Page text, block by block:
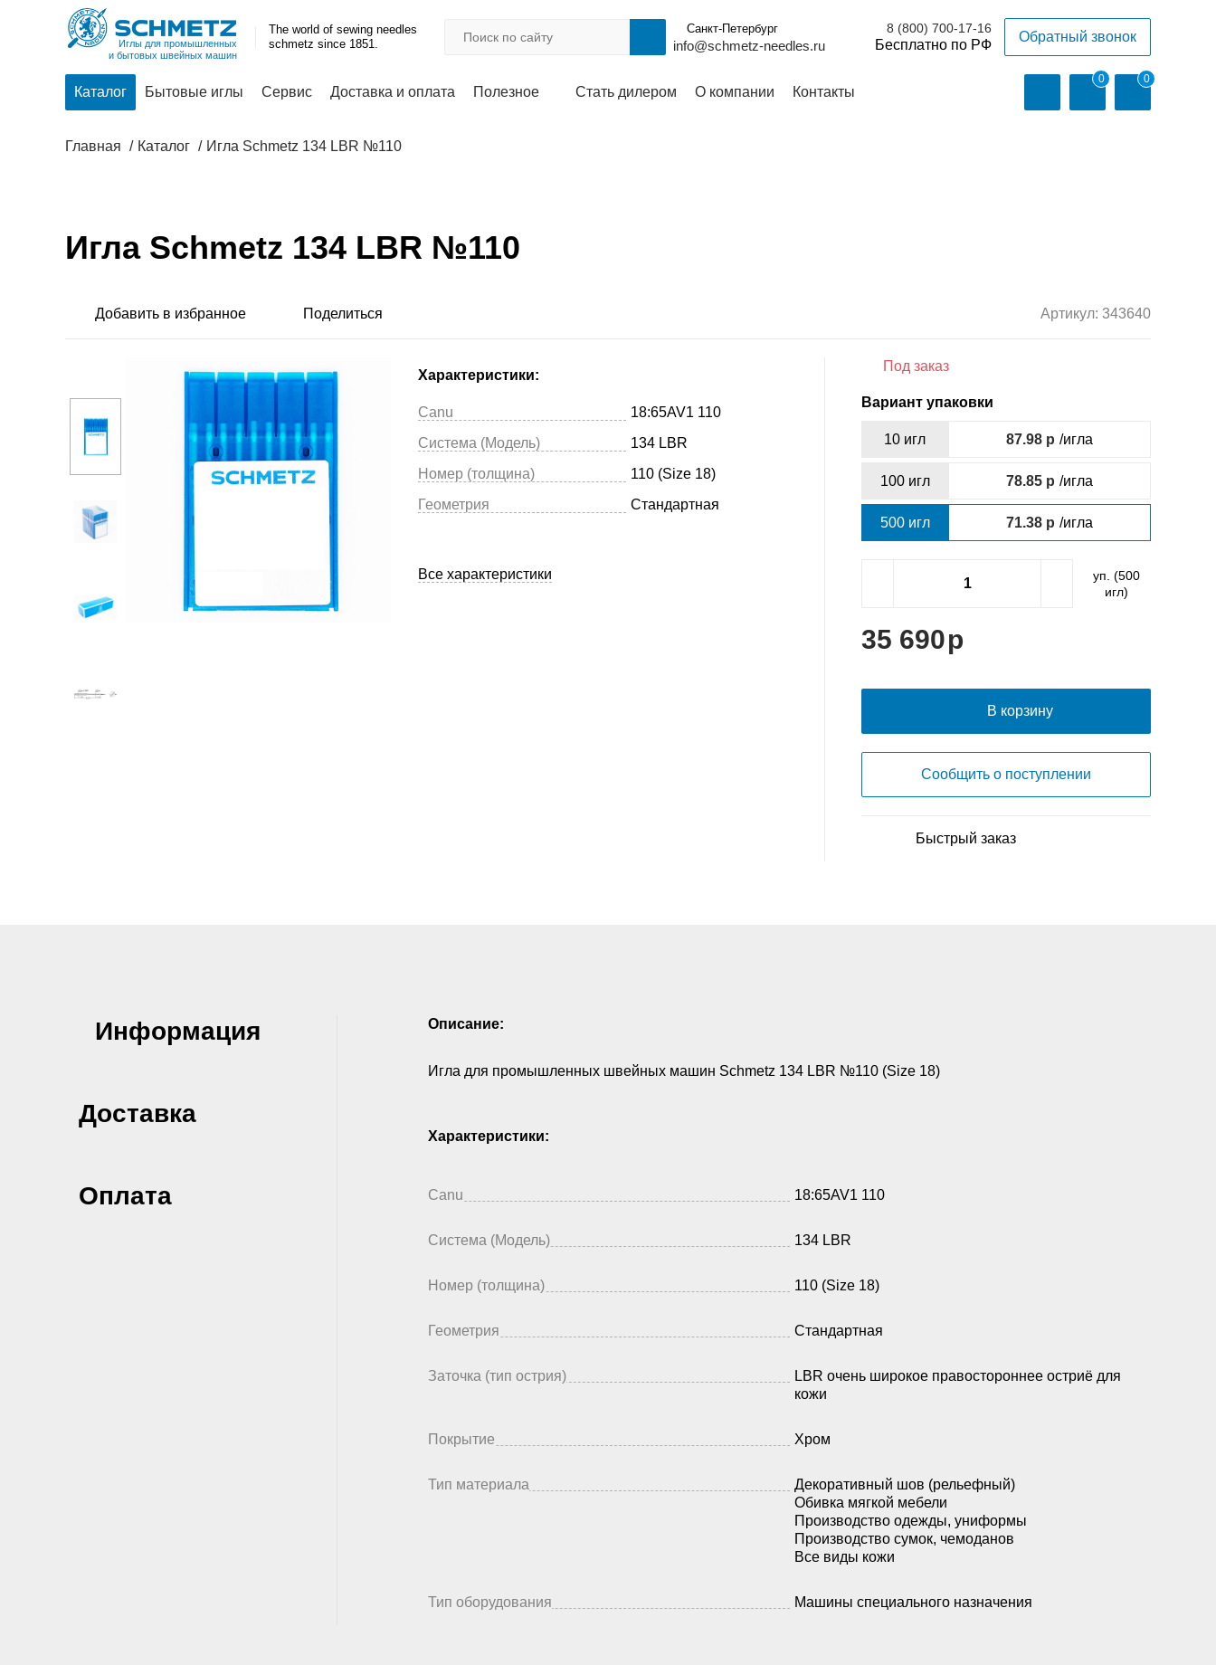
Иглы для промышленных
и бытовых швейных машин
The world of sewing needles
schmetz since 1851.
Санкт-Петербург
info@schmetz-needles.ru
8 (800) 700-17-16
Обратный звонок
Каталог Бытовые иглы Сервис Доставка и оплата Полезное Стать дилером О компании Контакты
0 0
Главная Каталог Игла Schmetz 134 LBR №110
Игла Schmetz 134 LBR №110
Артикул: 343640
Характеристики:
Canu
18:65AV1 110
Система (Модель)
134 LBR
Номер (толщина)
110 (Size 18)
Геометрия
Стандартная
Все характеристики
Под заказ
Вариант упаковки
10 игл 87.98 /игла
100 игл 78.85 /игла
500 игл 71.38 /игла
уп. (500
игл)
35 690
В корзину
Сообщить о поступлении
Быстрый заказ
Информация
Доставка
Оплата
Описание:
Игла для промышленных швейных машин Schmetz 134 LBR №110 (Size 18)
Характеристики:
Canu 18:65AV1 110
Система (Модель) 134 LBR
Номер (толщина) 110 (Size 18)
Геометрия Стандартная
Заточка (тип острия)
LBR очень широкое правостороннее остриё для
кожи
Покрытие Хром
Тип материала
Декоративный шов (рельефный)
Обивка мягкой мебели
Производство одежды, униформы
Производство сумок, чемоданов
Все виды кожи
Тип оборудования Машины специального назначения